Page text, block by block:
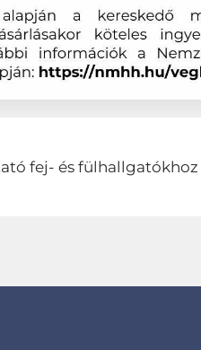
fej- és fülhallgatókhoz